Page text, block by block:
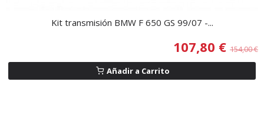
Kit transmisión BMW F 650 GS 99/07 -...
107,80 € 154,00 €
Añadir a Carrito